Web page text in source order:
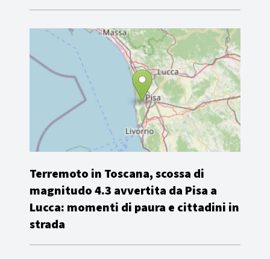
Terremoto in Toscana, scossa di
magnitudo 4.3 avvertita da Pisa a
Lucca: momenti di paura e cittadini in
strada